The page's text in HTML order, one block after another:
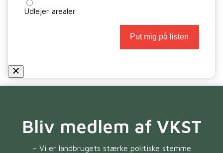
Udlejer arealer
Bliv medlem af VKST
– Vi er landbrugets stærke politiske stemme